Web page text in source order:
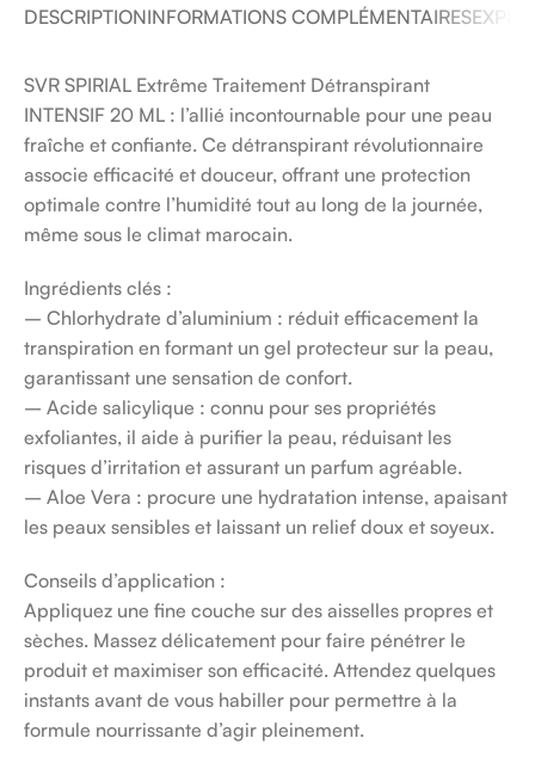
DESCRIPTIONINFORMATIONS COMPLÉMENTAIRES
SVR SPIRIAL Extrême Traitement Détranspirant
INTENSIF 20 ML : l’allié incontournable pour une peau
fraîche et confiante. Ce détranspirant révolutionnaire
associe efficacité et douceur, offrant une protection
optimale contre l’humidité tout au long de la journée,
même sous le climat marocain.
Ingrédients clés :
– Chlorhydrate d’aluminium : réduit efficacement la
transpiration en formant un gel protecteur sur la peau,
garantissant une sensation de confort.
– Acide salicylique : connu pour ses propriétés
exfoliantes, il aide à purifier la peau, réduisant les
risques d’irritation et assurant un parfum agréable.
– Aloe Vera : procure une hydratation intense, apaisant
les peaux sensibles et laissant un relief doux et soyeux.
Conseils d’application :
Appliquez une fine couche sur des aisselles propres et
sèches. Massez délicatement pour faire pénétrer le
produit et maximiser son efficacité. Attendez quelques
instants avant de vous habiller pour permettre à la
formule nourrissante d’agir pleinement.